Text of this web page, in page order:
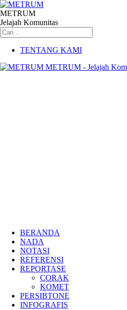
METRUM
Jelajah Komunitas
TENTANG KAMI
METRUM - Jelajah
BERANDA
NADA
NOTASI
REFERENSI
REPORTASE
CORAK
KOMET
PERSIBTONE
INFOGRAFIS